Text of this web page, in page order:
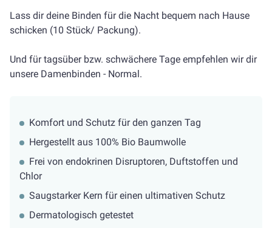
Lass dir deine Binden für die Nacht bequem nach Hause
schicken (10 Stück/ Packung).
Und für tagsüber bzw. schwächere Tage empfehlen wir dir
unsere Damenbinden - Normal.
Komfort und Schutz für den ganzen Tag
Hergestellt aus 100% Bio Baumwolle
Frei von endokrinen Disruptoren, Duftstoffen und
Chlor
Saugstarker Kern für einen ultimativen Schutz
Dermatologisch getestet